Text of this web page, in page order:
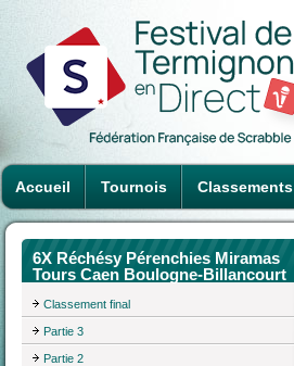
Accueil Tournois Classements
6X Réchésy Pérenchies Miramas
Tours Caen Boulogne-Billancourt
Classement final
Partie 3
Partie 2